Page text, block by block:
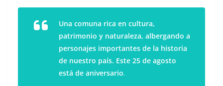
Una comuna rica en cultura,
patrimonio y naturaleza, albergando a
personajes importantes de la historia
de nuestro país. Este 25 de agosto
está de aniversario.